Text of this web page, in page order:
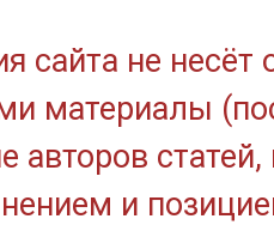
сайта не
материалы
авторов
и